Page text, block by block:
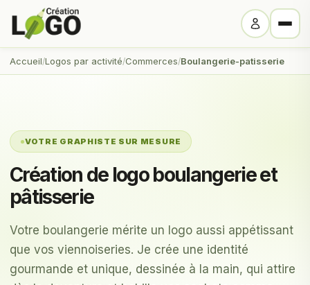
Accueil Logos par activité Commerces Boulangerie-patisserie
VOTRE GRAPHISTE SUR MESURE
Création de logo boulangerie et
pâtisserie
Votre boulangerie mérite un logo aussi appétissant
que vos viennoiseries. Je crée une identité
gourmande et unique, dessinée à la main, qui attire